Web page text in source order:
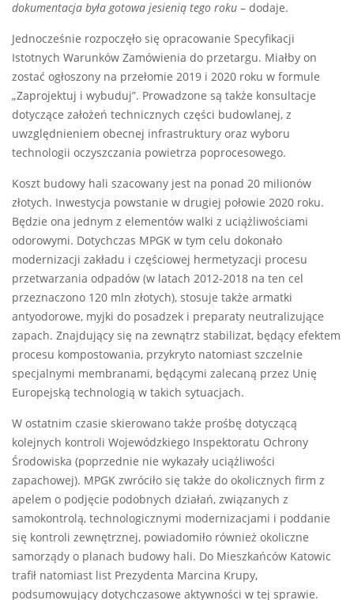
dokumentacja była gotowa jesienią tego roku – dodaje.
Jednocześnie rozpoczęło się opracowanie Specyfikacji
Istotnych Warunków Zamówienia do przetargu. Miałby on
zostać ogłoszony na przełomie 2019 i 2020 roku w formule
„Zaprojektuj i wybuduj”. Prowadzone są także konsultacje
dotyczące założeń technicznych części budowlanej, z
uwzględnieniem obecnej infrastruktury oraz wyboru
technologii oczyszczania powietrza poprocesowego.
Koszt budowy hali szacowany jest na ponad 20 milionów
złotych. Inwestycja powstanie w drugiej połowie 2020 roku.
Będzie ona jednym z elementów walki z uciążliwościami
odorowymi. Dotychczas MPGK w tym celu dokonało
modernizacji zakładu i częściowej hermetyzacji procesu
przetwarzania odpadów (w latach 2012-2018 na ten cel
przeznaczono 120 mln złotych), stosuje także armatki
antyodorowe, myjki do posadzek i preparaty neutralizujące
zapach. Znajdujący się na zewnątrz stabilizat, będący efektem
procesu kompostowania, przykryto natomiast szczelnie
specjalnymi membranami, będącymi zalecaną przez Unię
Europejską technologią w takich sytuacjach.
W ostatnim czasie skierowano także prośbę dotyczącą
kolejnych kontroli Wojewódzkiego Inspektoratu Ochrony
Środowiska (poprzednie nie wykazały uciążliwości
zapachowej). MPGK zwróciło się także do okolicznych firm z
apelem o podjęcie podobnych działań, związanych z
samokontrolą, technologicznymi modernizacjami i poddanie
się kontroli zewnętrznej, powiadomiło również okoliczne
samorządy o planach budowy hali. Do Mieszkańców Katowic
trafił natomiast list Prezydenta Marcina Krupy,
podsumowujący dotychczasowe aktywności w tej sprawie.